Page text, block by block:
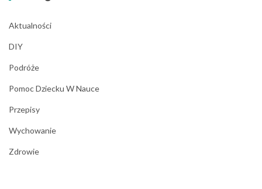
Aktualności
DIY
Podróże
Pomoc Dziecku W Nauce
Przepisy
Wychowanie
Zdrowie